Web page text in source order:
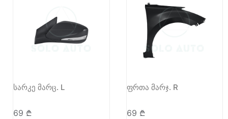
სარკე მარც. L
69 ₾
ფრთა მარჯ. R
69 ₾